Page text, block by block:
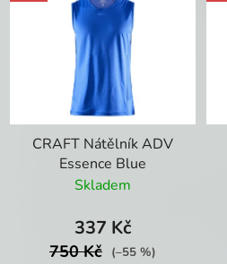
CRAFT Nátělník ADV
Essence Blue
Skladem
337 Kč
750 Kč (–55 %)